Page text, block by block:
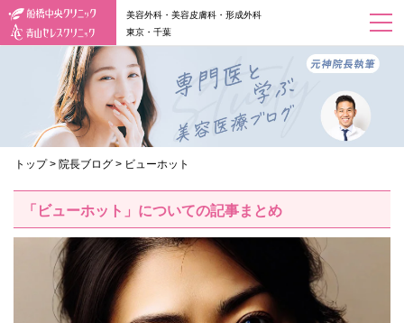
美容外科・美容皮膚科・形成外科
東京・千葉
トップ > 院長ブログ > ビューホット
「ビューホット」についての記事まとめ